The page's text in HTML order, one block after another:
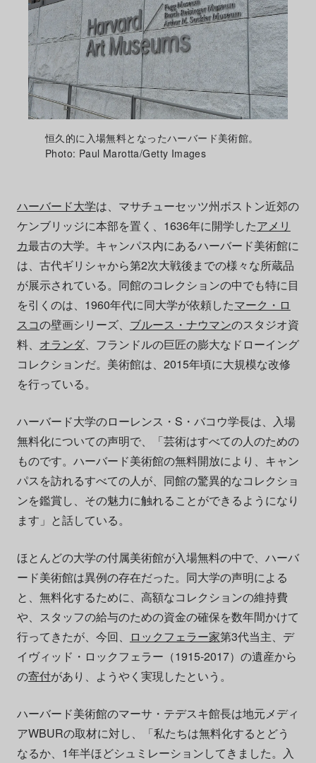
恒久的に入場無料となったハーバード美術館。
Photo: Paul Marotta/Getty Images
ハーバード大学は、マサチューセッツ州ボストン近郊の
ケンブリッジに本部を置く、1636年に開学したアメリ
カ最古の大学。キャンパス内にあるハーバード美術館に
は、古代ギリシャから第2次大戦後までの様々な所蔵品
が展示されている。同館のコレクションの中でも特に目
を引くのは、1960年代に同大学が依頼したマーク・ロ
スコの壁画シリーズ、 ブルース・ナウマンのスタジオ資
料、 オランダ、フランドルの巨匠の膨大なドローイング
コレクションだ。美術館は、2015年頃に大規模な改修
を行っている。
ハーバード大学のローレンス・S・バコウ学長は、入場
無料化についての声明で、「芸術はすべての人のための
ものです。ハーバード美術館の無料開放により、キャン
パスを訪れるすべての人が、同館の驚異的なコレクショ
ンを鑑賞し、その魅力に触れることができるようになり
ます」と話している。
ほとんどの大学の付属美術館が入場無料の中で、ハーバ
ード美術館は異例の存在だった。同大学の声明による
と、無料化するために、高額なコレクションの維持費
や、スタッフの給与のための資金の確保を数年間かけて
行ってきたが、今回、
ロックフェラー家第3代当主、デ
イヴィッド・ロックフェラー（1915-2017）の遺産から
の寄付があり、ようやく実現したという。
ハーバード美術館のマーサ・テデスキ館長は地元メディ
アWBURの取材に対し、「私たちは無料化するとどう
なるか、1年半ほどシュミレーションしてきました。入